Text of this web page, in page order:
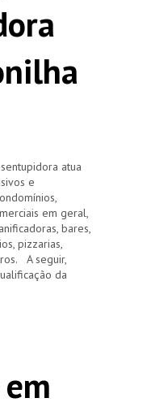
atua
e
em geral,
bares,
pizzarias,
A seguir,
da